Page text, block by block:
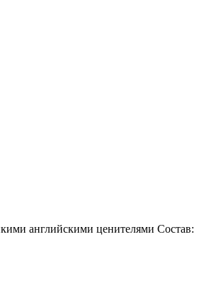
английскими ценителями Состав: